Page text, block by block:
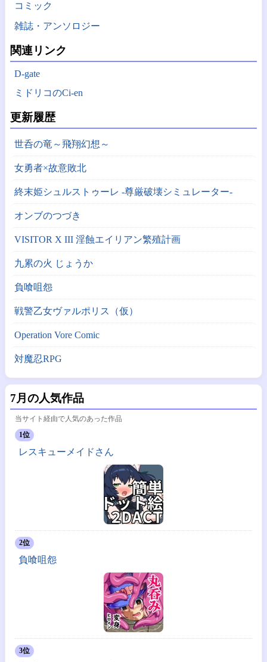
コミック
雑誌・アンソロジー
関連リンク
D-gate
ミドリコのCi-en
更新履歴
世呑の竜～飛翔幻想～
女勇者×故意敗北
終末姫シュルストゥーレ -尊厳破壊シミュレーター-
オンブのつづき
VISITOR X III 淫蝕エイリアン繁殖計画
九累の火 じょうか
負喰咀怨
戦警乙女ヴァルポリス（仮）
Operation Vore Comic
対魔忍RPG
7月の人気作品
当サイト経由で人気のあった作品
1位
レスキューメイドさん
2位
負喰咀怨
3位